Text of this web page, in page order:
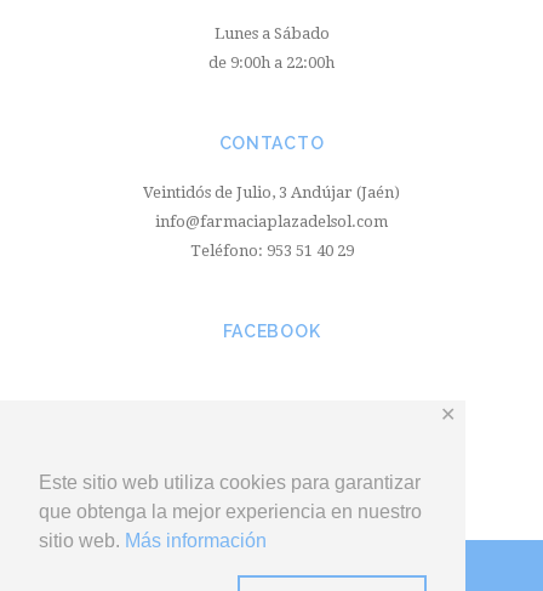
Este sitio web utiliza cookies para garantizar
que obtenga la mejor experiencia en nuestro
sitio web. Más información
✕
Lunes a Sábado
de 9:00h a 22:00h
CONTACTO
Veintidós de Julio, 3 Andújar (Jaén)
info@farmaciaplazadelsol.com
Teléfono: 953 51 40 29
FACEBOOK
© 2018 Farmacia Plaza del Sol-Aviso legal-